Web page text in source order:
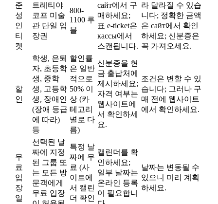
준
성
인
티
켓
트레티야
코프 미술
관 단일 입
장권
800-
1100 루
블
сайт에서 구
매하세요;
표 e-ticket은
кассы에서
스캔됩니다.
라 달라질 수 있습
니다; 정확한 금액
은 сайт에서 확인
하세요; 신분증은
꼭 가져오세요.
할
인
학생, 은퇴
자, 초등학
생, 중학
생, 고등학
생, 장애인
(장애 등급
에 따라)
등
할인률
은 일반
적으로
50% 이
상 (카
테고리
별로 다
름)
신분증을 현
금 출납처에
제시하세요;
자격 여부는
웹사이트에
서 확인하세
요.
조건은 변할 수 있
습니다; 그러나 구
매 전에 웹사이트
에서 확인하세요.
무
료
입
장
일
선택된 날
짜에 지정
된 그룹 또
는 모든 방
문객에게
무료 입장
특정 날
짜에 무
료 (사
이트에
서 캘린
더 확인
캘린더를 확
인하세요;
일부 날짜는
온라인 등록
이 필요합니
날짜는 변동될 수
있으니 미리 계획
하세요.